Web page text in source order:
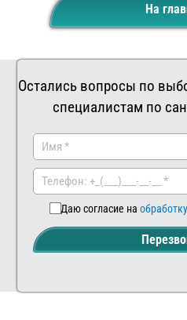
На
Остались вопросы по
специалистам по
Даю согласие на